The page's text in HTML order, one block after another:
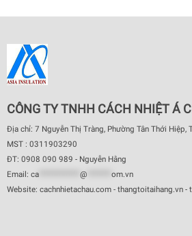
CÔNG TY TNHH CÁCH NHIỆT Á
Địa chỉ: 7 Nguyễn Thị Tràng, Phường Tân Thới Hiệp,
MST : 0311903290
ĐT: 0908 090 989 - Nguyễn Hằng
Email: ca @
om.vn
Website: cachnhietachau.com - thangtoitaihang.vn -